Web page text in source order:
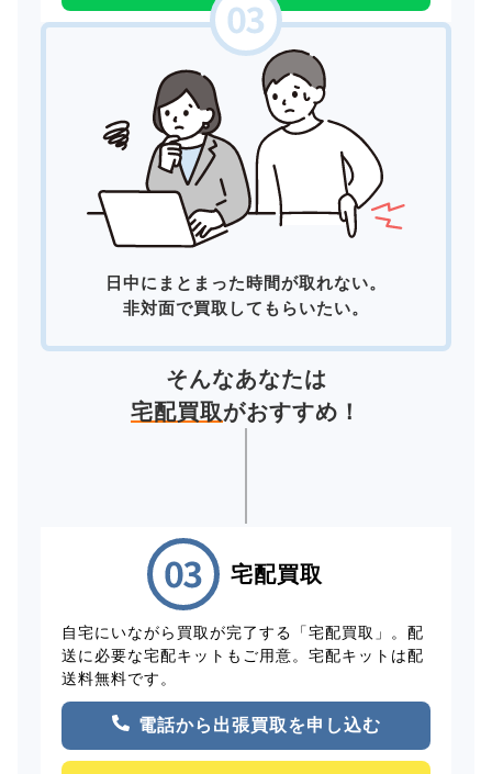
日中にまとまった時間が取れない。
非対面で買取してもらいたい。
そんなあなたは
宅配買取がおすすめ！
宅配買取
自宅にいながら買取が完了する「宅配買取」。配
送に必要な宅配キットもご用意。宅配キットは配
送料無料です。
電話から出張買取を申し込む